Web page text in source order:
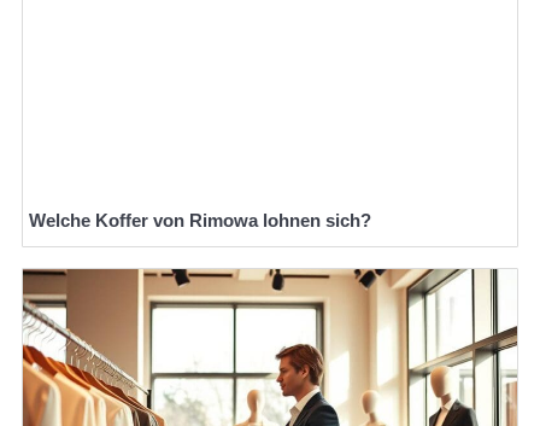
Welche Koffer von Rimowa lohnen sich?